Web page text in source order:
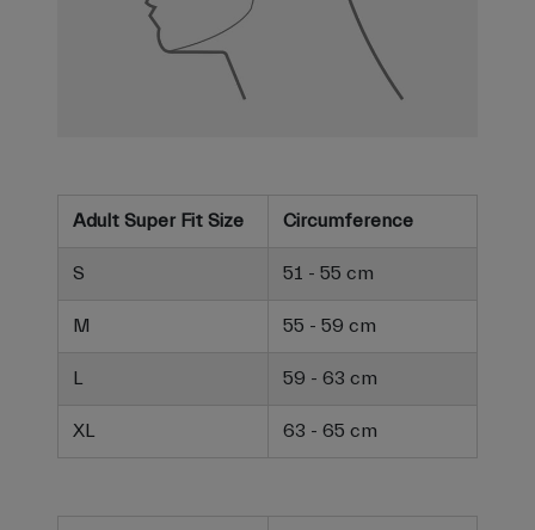
Adult Super Fit Size Circumference
S 51 - 55 cm
M 55 - 59 cm
L 59 - 63 cm
XL 63 - 65 cm